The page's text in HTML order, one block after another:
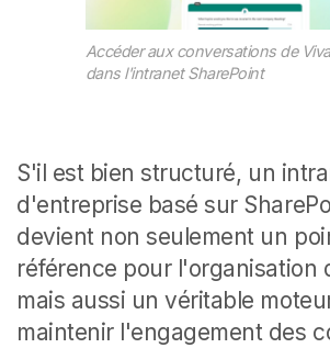
Accéder aux conversations de
dans l'intranet SharePoint
S'il est bien structuré, un
d'entreprise basé sur
devient non seulement un
référence pour l'organisation
mais aussi un véritable
maintenir l'engagement des